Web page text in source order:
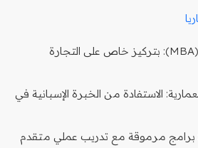
إدارة الأعمال الدولية (MBA): بتركيز خاص على التجارة
الاستفادة من الخبرة الإسبانية في
برامج مرموقة مع تدريب عملي متقدم